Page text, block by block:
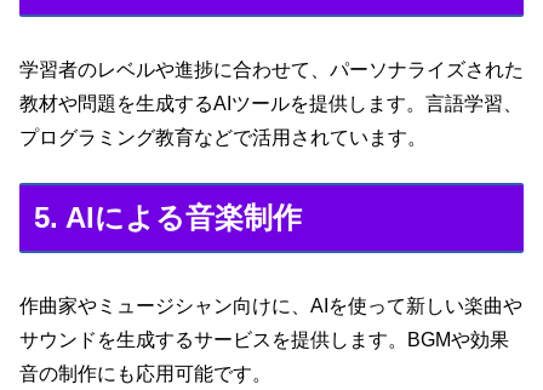
学習者のレベルや進捗に合わせて、パーソナライズされた
教材や問題を生成するAIツールを提供します。言語学習、
プログラミング教育などで活用されています。
5. AIによる音楽制作
作曲家やミュージシャン向けに、AIを使って新しい楽曲や
サウンドを生成するサービスを提供します。BGMや効果
音の制作にも応用可能です。